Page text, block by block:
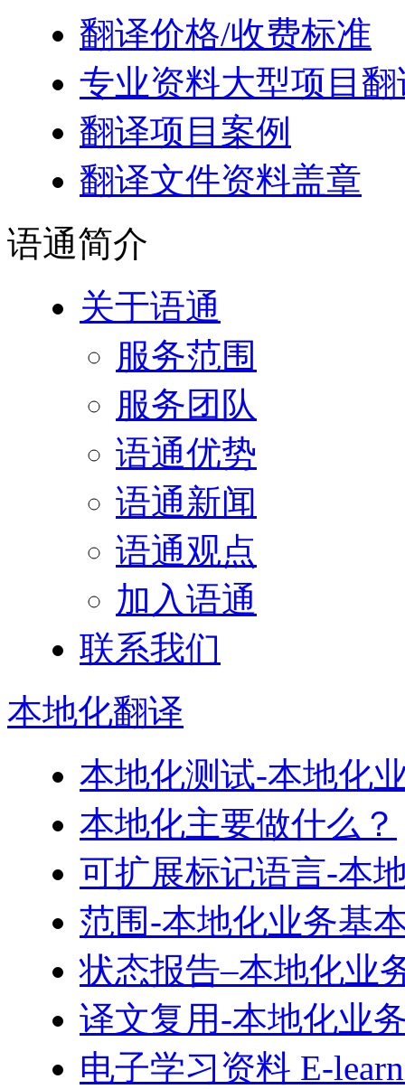
翻译价格/收费标准
专业资料大型项目翻
翻译项目案例
翻译文件资料盖章
语通简介
关于语通
服务范围
服务团队
语通优势
语通新闻
语通观点
加入语通
联系我们
本地化翻译
本地化测试-本地化
本地化主要做什么？
可扩展标记语言-本
范围-本地化业务基
状态报告–本地化业
译文复用-本地化业
电子学习资料 E-